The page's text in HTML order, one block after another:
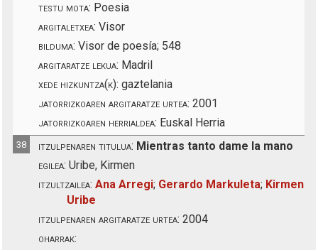
testu mota: Poesia
argitaletxea: Visor
bilduma: Visor de poesía; 548
argitaratze lekua: Madril
xede hizkuntza(k): gaztelania
jatorrizkoaren argitaratze urtea: 2001
jatorrizkoaren herrialdea: Euskal Herria
38 itzulpenaren titulua: Mientras tanto dame la mano
egilea: Uribe, Kirmen
itzultzailea: Ana Arregi; Gerardo Markuleta; Kirmen
Uribe
itzulpenaren argitaratze urtea: 2004
oharrak: